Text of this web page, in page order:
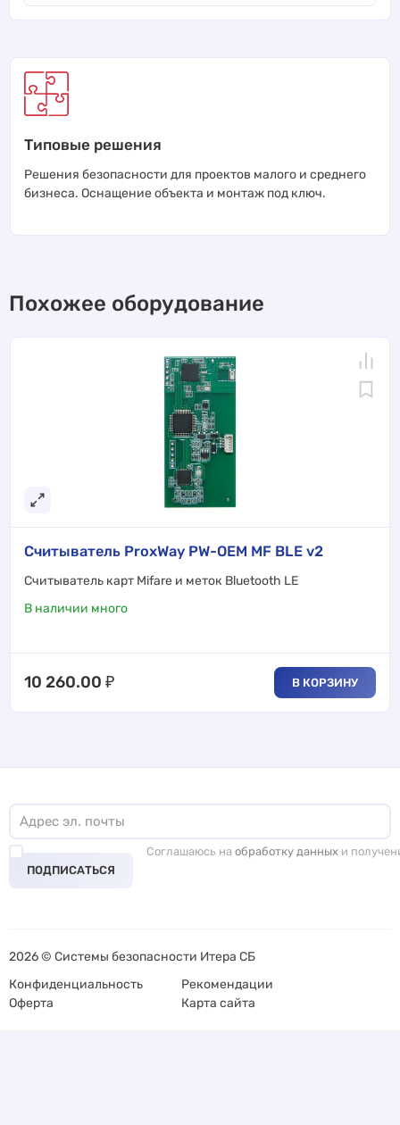
Типовые решения
Решения безопасности для проектов малого и среднего
бизнеса. Оснащение объекта и монтаж под ключ.
Похожее оборудование
Считыватель ProxWay PW-OEM MF BLE v2
Cчитыватель карт Mifare и меток Bluetooth LE
В наличии много
10 260.00 ₽ В КОРЗИНУ
ПОДПИСАТЬСЯ
Соглашаюсь на обработку данных и
2026 © Системы безопасности Итера СБ
Конфиденциальность
Рекомендации
Оферта
Карта сайта